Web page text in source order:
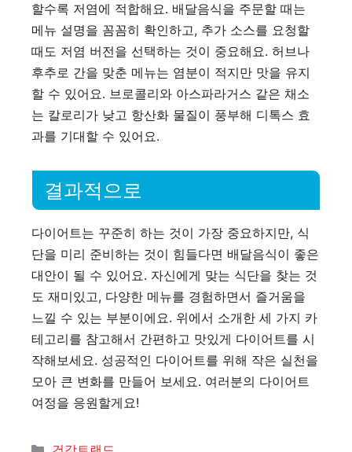
할수록 저염에 적합해요. 배달음식을 주문할 때는
메뉴 설명을 꼼꼼히 확인하고, 추가 소스를 요청할
때도 저염 버전을 선택하는 것이 중요해요. 허브나
후추로 간을 맞춘 메뉴는 염분이 적지만 맛을 유지
할 수 있어요. 브로콜리와 아스파라거스 같은 채소
는 칼로리가 낮고 항산화 물질이 풍부해 디톡스 효
과를 기대할 수 있어요.
결과적으로
다이어트는 꾸준히 하는 것이 가장 중요하지만, 식
단을 미리 준비하는 것이 힘들다면 배달음식이 좋은
대안이 될 수 있어요. 자신에게 맞는 식단을 찾는 것
도 재미있고, 다양한 메뉴를 경험하면서 즐거움을
느낄 수 있는 부분이에요. 위에서 소개한 세 가지 카
테고리를 참고해서 간편하고 맛있게 다이어트를 시
작해보세요. 성공적인 다이어트를 위해 작은 실천을
모아 큰 변화를 만들어 보세요. 여러분의 다이어트
여정을 응원할게요!
카